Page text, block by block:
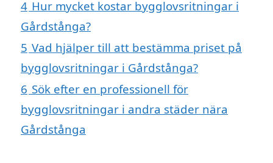
4 Hur mycket kostar bygglovsritningar i
Gårdstånga?
5 Vad hjälper till att bestämma priset på
bygglovsritningar i Gårdstånga?
6 Sök efter en professionell för
bygglovsritningar i andra städer nära
Gårdstånga